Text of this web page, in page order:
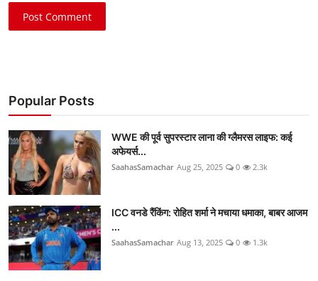
Post Comment
Popular Posts
WWE की पूर्व सुपरस्टार लाना की ग्लैमरस लाइफ: कई
अफेयर्स...
SaahasSamachar Aug 25, 2025 0 2.3k
ICC वनडे रैंकिंग: रोहित शर्मा ने मचाया धमाका, बाबर आजम
...
SaahasSamachar Aug 13, 2025 0 1.3k